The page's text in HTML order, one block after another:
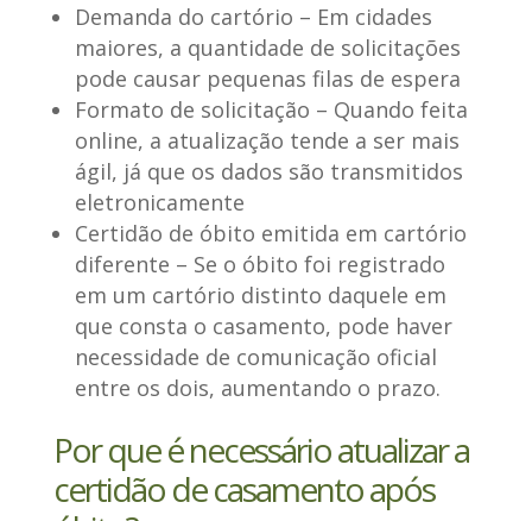
Demanda do cartório – Em cidades
maiores, a quantidade de solicitações
pode causar pequenas filas de espera
Formato de solicitação – Quando feita
online, a atualização tende a ser mais
ágil, já que os dados são transmitidos
eletronicamente
Certidão de óbito emitida em cartório
diferente – Se o óbito foi registrado
em um cartório distinto daquele em
que consta o casamento, pode haver
necessidade de comunicação oficial
entre os dois, aumentando o prazo.
Por que é necessário atualizar a
certidão de casamento após